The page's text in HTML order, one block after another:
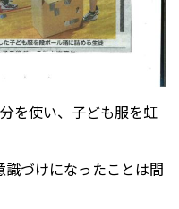
を使い、子ども服を虹
づけになったことは間